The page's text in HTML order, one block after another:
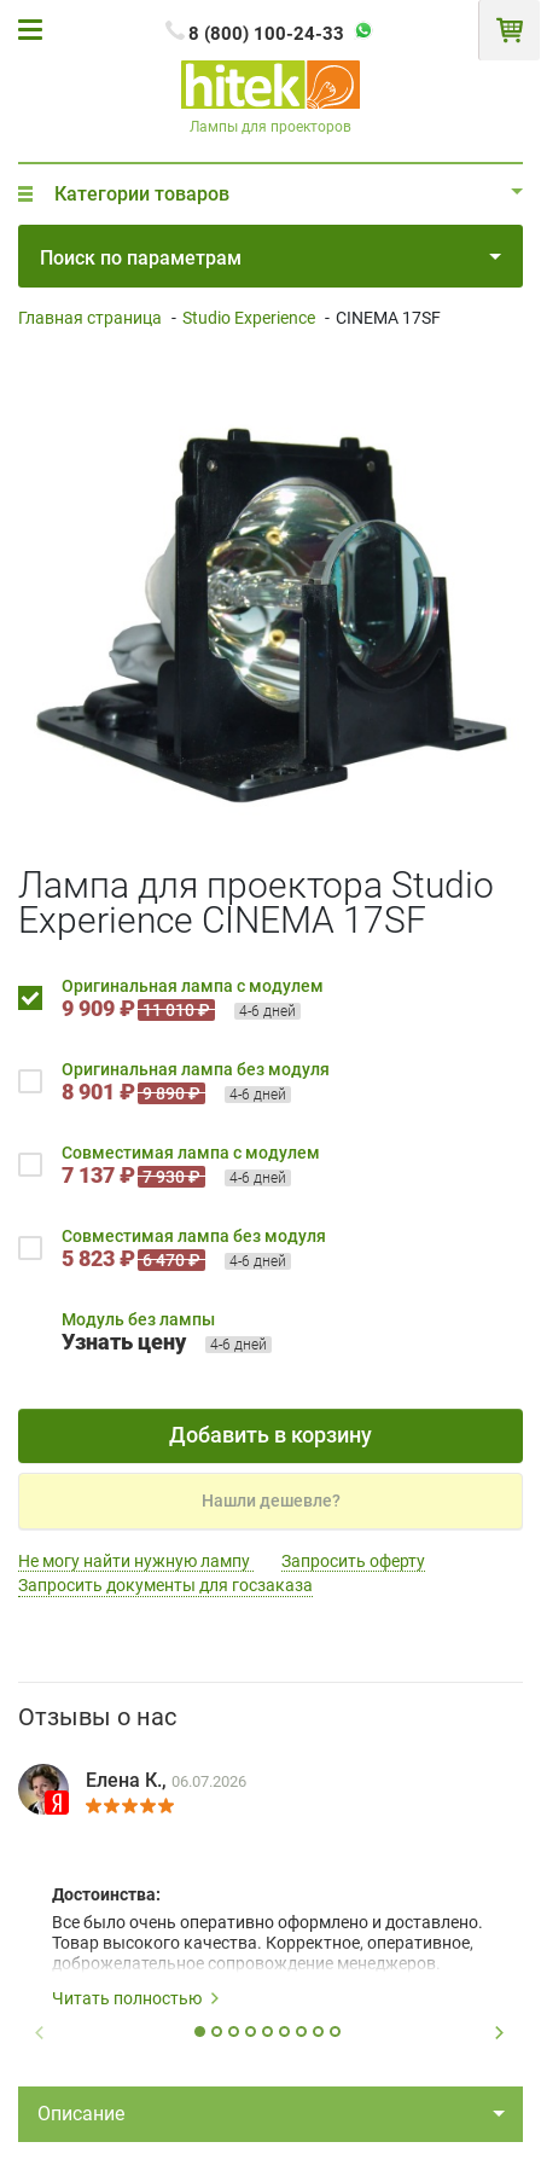
8 (800) 100-24-33
Лампы для проекторов
Категории товаров
Поиск по параметрам
Главная страница - Studio Experience - CINEMA 17SF
Лампа для проектора Studio
Experience CINEMA 17SF
Оригинальная лампа с модулем
9 909 ₽ 11 010 ₽ 4-6 дней
Оригинальная лампа без модуля
8 901 ₽ 9 890 ₽ 4-6 дней
Совместимая лампа с модулем
7 137 ₽ 7 930 ₽ 4-6 дней
Совместимая лампа без модуля
5 823 ₽ 6 470 ₽ 4-6 дней
Модуль без лампы
Узнать цену 4-6 дней
Добавить в корзину
Нашли дешевле?
Не могу найти нужную лампу
Запросить оферту
Запросить документы для госзаказа
Отзывы о нас
Елена К., 06.07.2026
Достоинства:
Все было очень оперативно оформлено и доставлено.
Товар высокого качества. Корректное, оперативное,
доброжелательное сопровождение менеджеров.
Читать полностью
Описание